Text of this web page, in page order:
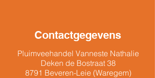
Contactgegevens
Pluimveehandel Vanneste Nathalie
Deken de Bostraat 38
8791 Beveren-Leie (Waregem)